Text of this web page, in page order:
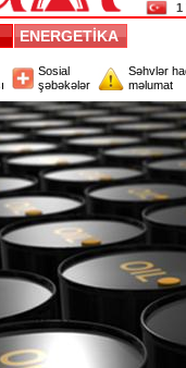
1
ENERGETİKA
Sosial
şəbəkələr
Səhvlər
məlumat